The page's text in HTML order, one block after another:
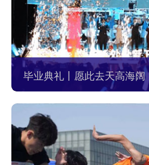
毕业典礼丨愿此去天高海阔